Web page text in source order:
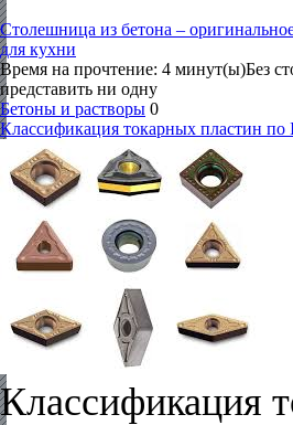
Столешница из бетона –
для кухни
Время на прочтение: 4 минут(ы)Без
представить ни одну
Бетоны и растворы 0
Классификация токарных пластин по
Классификация